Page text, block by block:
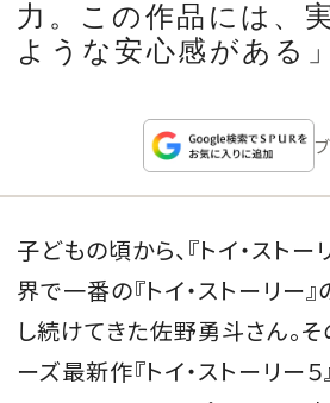
CELEBRITY
WEDDING
FORTUNE
SDGs
MAGAZINE
力。この作品には、
ような安心感がある」
子どもの頃から、『トイ・ストー
界で一番の『トイ・ストーリー
し続けてきた佐野勇斗さん。そ
ーズ最新作『トイ・ストーリー５